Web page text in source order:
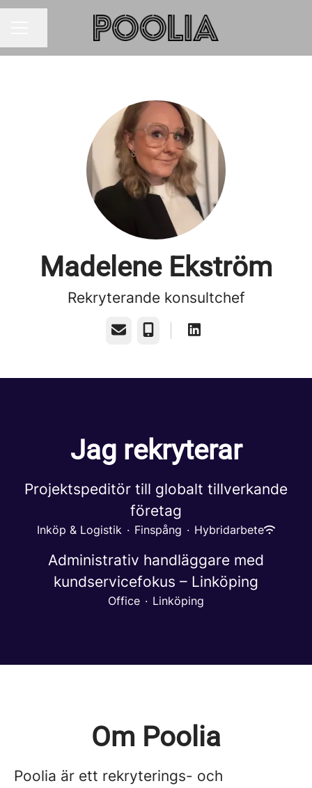
Madelene Ekström
Rekryterande konsultchef
E-postTelefon
Jag rekryterar
Projektspeditör till globalt tillverkande
företag
Inköp & Logistik · Finspång · Hybridarbete
Administrativ handläggare med
kundservicefokus – Linköping
Office · Linköping
Om Poolia
Poolia är ett rekryterings- och